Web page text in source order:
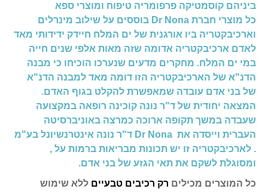
ביניהם קוסמטיקה פרפומריה טיפוח ומוצרי ספא
כל מוצרי חברת Dr Nona בוססים על שילוב מינרלים
וארכיבקטריה ביו אורגנית של ים המלח חיידק ידידותי מאד
לאדם ארכיבקטריה אדומה שזה מאות אלפי שנים חייה
במי ים המלח. מחקרים מדעים שנערכו הוכיחו כי מבנה
הדנ"א של הארכיבקטריה הזו דומה מאד למבנה הדנ"א
של בני אדם עובדה שמאפשרת להקלט בגוף האדם.
המצאה יחודית של ד"ר נונה קוכינה רופאה במקצועה
שעבדה במשך תקופה ארוכה כמרצה באוניברסיטה
העברית וייסדה את Dr Nona ד"ר נונה אינטרנשיונל בע"מ
. לארכיבקטריה זו יש תכונות מבריאות ברמות על ,
ומסוגלת לשקם את תאי הגזע של בני אדם.
כל המוצרים מכילים רק רכיבים טבעיים ללא שימוש